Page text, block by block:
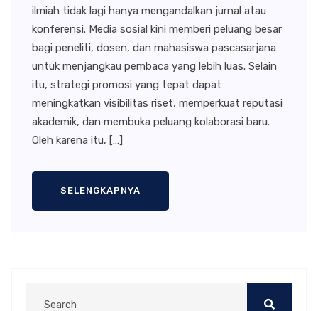
ilmiah tidak lagi hanya mengandalkan jurnal atau
konferensi. Media sosial kini memberi peluang besar
bagi peneliti, dosen, dan mahasiswa pascasarjana
untuk menjangkau pembaca yang lebih luas. Selain
itu, strategi promosi yang tepat dapat
meningkatkan visibilitas riset, memperkuat reputasi
akademik, dan membuka peluang kolaborasi baru.
Oleh karena itu, […]
SELENGKAPNYA